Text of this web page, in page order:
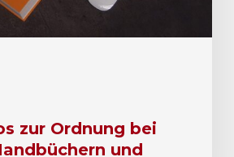
zur Ordnung bei
und